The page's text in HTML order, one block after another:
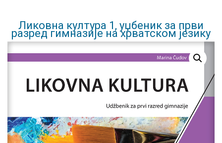
Ликовна култура 1, уџбеник за први
разред гимназије на хрватском језику